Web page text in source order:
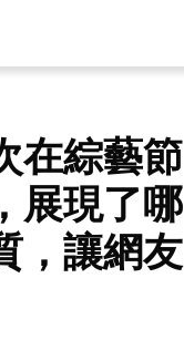
在綜藝節
展現了哪
，讓網友